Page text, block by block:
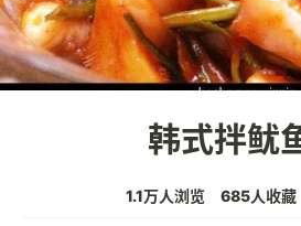
韩式拌鱿
1.1万人浏览 685人收藏